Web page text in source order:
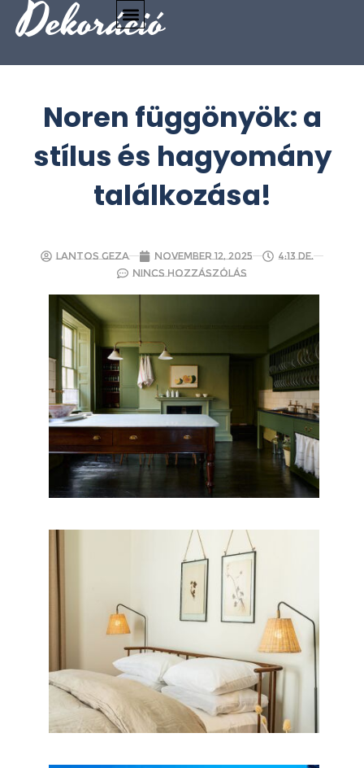
Dekoráció
Noren függönyök: a
stílus és hagyomány
találkozása!
Lantos Geza november 12, 2025
4:13 de.
Nincs hozzászólás